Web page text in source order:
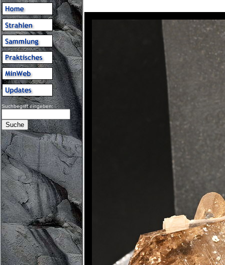
Suchbegriff eingeben: